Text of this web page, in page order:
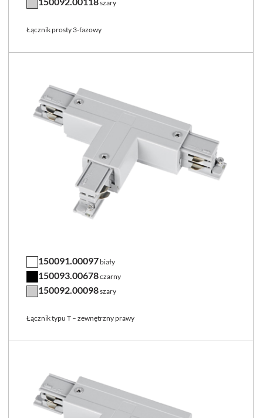
szary
Łącznik prosty 3-fazowy
150091.00097 biały
150093.00678czarny
150092.00098szary
Łącznik typu T – zewnętrzny prawy